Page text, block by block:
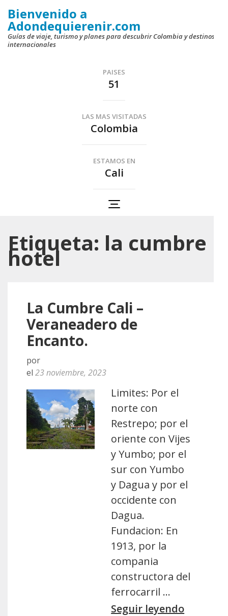
Saltar
contenido
Bienvenido a
Adondequierenir.com
Guías de viaje, turismo y planes para descubrir Colombia y destinos
internacionales
PAISES
51
LAS MAS VISITADAS
Colombia
ESTAMOS EN
Cali
Etiqueta: la cumbre
hotel
La Cumbre Cali –
Veraneadero de
Encanto.
por
el 23 noviembre, 2023
Limites: Por el
norte con
Restrepo; por el
oriente con Vijes
y Yumbo; por el
sur con Yumbo
y Dagua y por el
occidente con
Dagua.
Fundacion: En
1913, por la
compania
constructora del
ferrocarril …
Seguir leyendo